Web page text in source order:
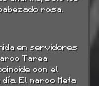
rosa.
en servidores
Tarea
con el
El marco Meta